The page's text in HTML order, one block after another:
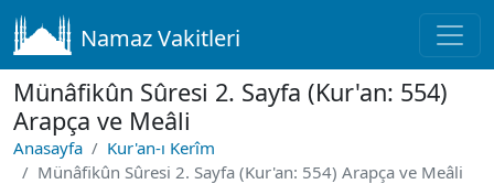
Namaz Vakitleri
Münâfikûn Sûresi 2. Sayfa (Kur'an: 554)
Arapça ve Meâli
Anasayfa
Kur'an-ı Kerîm
Münâfikûn Sûresi 2. Sayfa (Kur'an: 554) Arapça ve Meâli